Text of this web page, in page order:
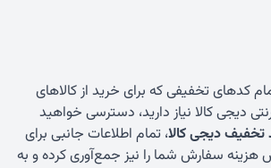
کدهای تخفیفی که برای خرید از کالاهای
دیجی کالا نیاز دارید، دسترسی خواهید
تخفیف دیجی کالا، تمام اطلاعات جانبی برای
هزینه سفارش شما را نیز جمع‌آوری کرده و به